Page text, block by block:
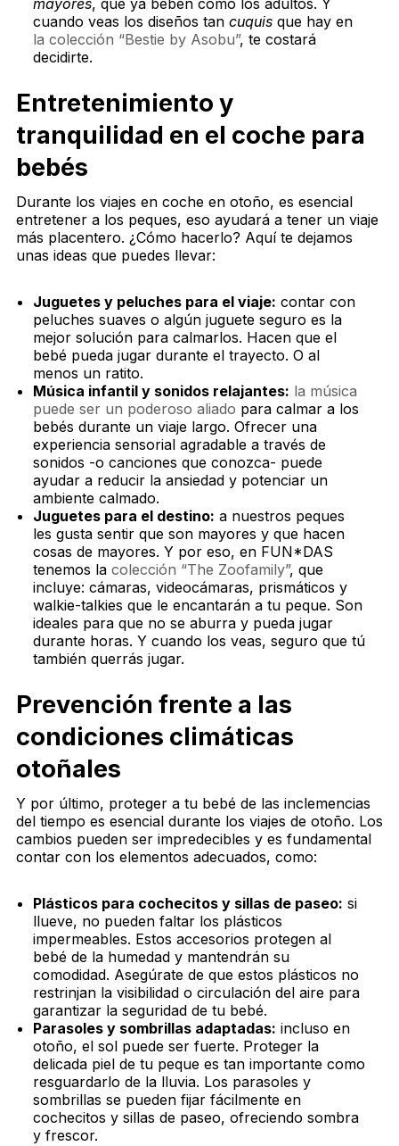
mayores, que ya beben como los adultos. Y
cuando veas los diseños tancuquis que hay en
la colección “Bestie by Asobu”, te costará
decidirte.
Entretenimiento y
tranquilidad en el coche para
bebés
Durante los viajes en coche en otoño, es esencial
entretener a los peques, eso ayudará a tener un viaje
más placentero. ¿Cómo hacerlo? Aquí te dejamos
unas ideas que puedes llevar:
Juguetes y peluches para el viaje: contar con
peluches suaves o algún juguete seguro es la
mejor solución para calmarlos. Hacen que el
bebé pueda jugar durante el trayecto. O al
menos un ratito.
Música infantil y sonidos relajantes: la música
puede ser un poderoso aliado para calmar a los
bebés durante un viaje largo. Ofrecer una
experiencia sensorial agradable a través de
sonidos -o canciones que conozca- puede
ayudar a reducir la ansiedad y potenciar un
ambiente calmado.
Juguetes para el destino: a nuestros peques
les gusta sentir que son mayores y que hacen
cosas de mayores. Y por eso, en FUN*DAS
tenemos lacolección “The Zoofamily”, que
incluye: cámaras, videocámaras, prismáticos y
walkie-talkies que le encantarán a tu peque. Son
ideales para que no se aburra y pueda jugar
durante horas. Y cuando los veas, seguro que tú
también querrás jugar.
Prevención frente a las
condiciones climáticas
otoñales
Y por último, proteger a tu bebé de las inclemencias
del tiempo es esencial durante los viajes de otoño. Los
cambios pueden ser impredecibles y es fundamental
contar con los elementos adecuados, como:
Plásticos para cochecitos y sillas de paseo: si
llueve, no pueden faltar los plásticos
impermeables. Estos accesorios protegen al
bebé de la humedad y mantendrán su
comodidad. Asegúrate de que estos plásticos no
restrinjan la visibilidad o circulación del aire para
garantizar la seguridad de tu bebé.
Parasoles y sombrillas adaptadas: incluso en
otoño, el sol puede ser fuerte. Proteger la
delicada piel de tu peque es tan importante como
resguardarlo de la lluvia. Los parasoles y
sombrillas se pueden fijar fácilmente en
cochecitos y sillas de paseo, ofreciendo sombra
y frescor.